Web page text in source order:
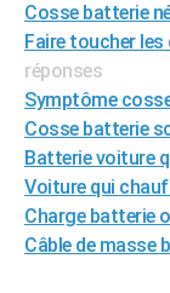
COPAINS D'AVANT
S'inscrire
Se connecter
Lycées
Collèges
Primaires
Universités
Entreprises
Service militaire
Avis de recherche
AVIS DE DÉCÈS
FORUM
Bricolage
Lifestyle
Culture
Sport
Auto
Television
Voyage
Cinema
Cosse batterie
Faire toucher
réponses
Symptôme
Cosse batterie
Batterie voiture
Voiture qui
Charge batterie
Câble de masse